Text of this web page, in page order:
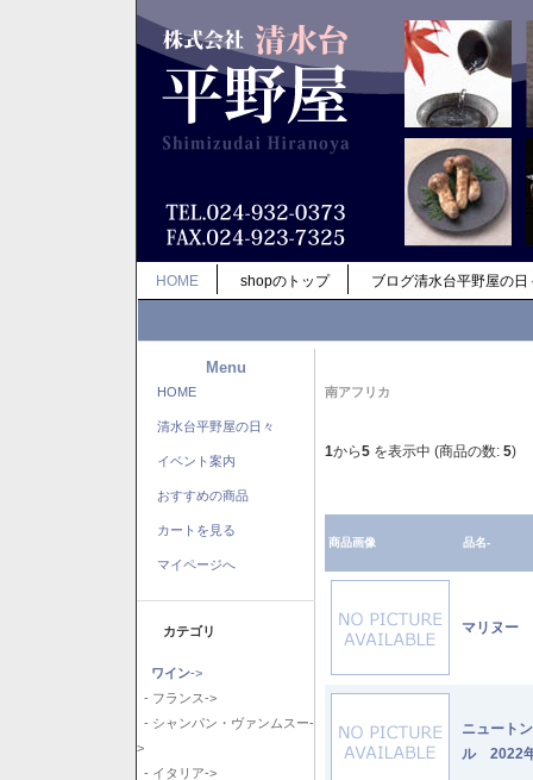
HOME shopのトップ ブログ清水台平野屋の日
Menu
HOME
清水台平野屋の日々
イベント案内
おすすめの商品
カートを見る
マイページへ
カテゴリ
ワイン->
- フランス->
- シャンパン・ヴァンムスー-
>
- イタリア->
南アフリカ
1から5 を表示中 (商品の数: 5)
商品画像 品名-
マリヌー
ニュート
ル 2022